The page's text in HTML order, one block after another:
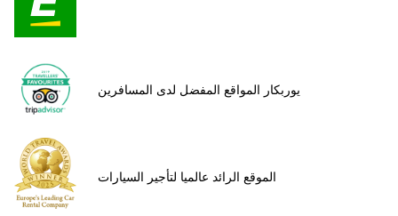
يوربكار المواقع المفضل لدى المسافرين
الموقع الرائد عالميا لتأجير السيارات